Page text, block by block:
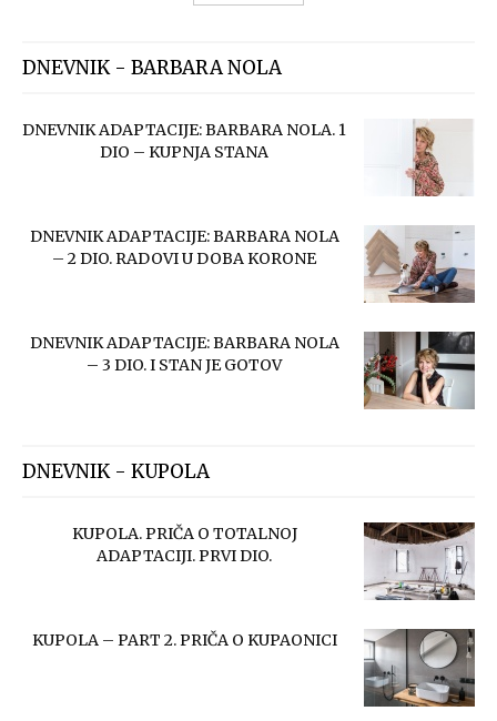
DNEVNIK - BARBARA NOLA
DNEVNIK ADAPTACIJE: BARBARA NOLA. 1
DIO – KUPNJA STANA
DNEVNIK ADAPTACIJE: BARBARA NOLA
– 2 DIO. RADOVI U DOBA KORONE
DNEVNIK ADAPTACIJE: BARBARA NOLA
– 3 DIO. I STAN JE GOTOV
DNEVNIK - KUPOLA
KUPOLA. PRIČA O TOTALNOJ
ADAPTACIJI. PRVI DIO.
KUPOLA – PART 2. PRIČA O KUPAONICI